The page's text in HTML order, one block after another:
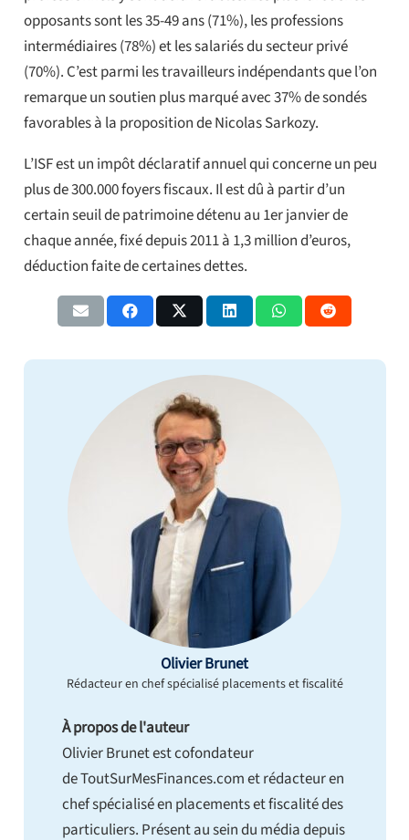
opposants sont les 35-49 ans (71%), les professions
intermédiaires (78%) et les salariés du secteur privé
(70%). C’est parmi les travailleurs indépendants que l’on
remarque un soutien plus marqué avec 37% de sondés
favorables à la proposition de Nicolas Sarkozy.
L’ISF est un impôt déclaratif annuel qui concerne un peu
plus de 300.000 foyers fiscaux. Il est dû à partir d’un
certain seuil de patrimoine détenu au 1er janvier de
chaque année, fixé depuis 2011 à 1,3 million d’euros,
déduction faite de certaines dettes.
Olivier Brunet
Rédacteur en chef spécialisé placements et fiscalité
À propos de l'auteur
Olivier Brunet est cofondateur
de ToutSurMesFinances.com et rédacteur en
chef spécialisé en placements et fiscalité des
particuliers. Présent au sein du média depuis